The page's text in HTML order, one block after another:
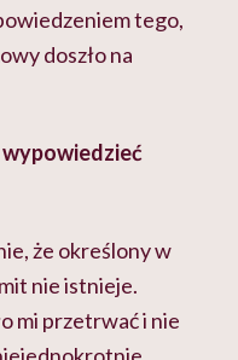
tego,
doszło na
wypowiedzieć
że określony w
nie istnieje.
mi przetrwać i nie